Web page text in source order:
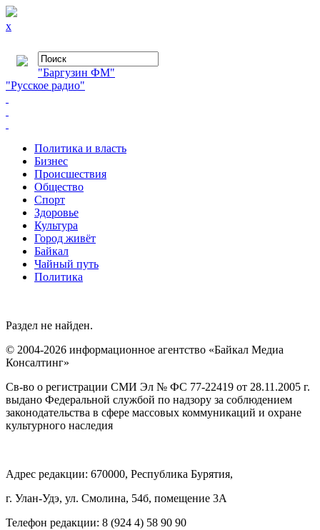
x
"Баргузин ФМ"
"Русское радио"
Политика и власть
Бизнес
Происшествия
Общество
Cпорт
Здоровье
Культура
Город живёт
Байкал
Чайный путь
Политика
Раздел не найден.
© 2004-2026 информационное агентство «Байкал Медиа
Консалтинг»
Св-во о регистрации СМИ Эл № ФС 77-22419 от 28.11.2005 г.
выдано Федеральной службой по надзору за соблюдением
законодательства в сфере массовых коммуникаций и охране
культурного наследия
Адрес редакции: 670000, Республика Бурятия,
г. Улан-Удэ, ул. Смолина, 54б, помещение 3А
Телефон редакции: ‎‎8 (924 4) 58 90 90